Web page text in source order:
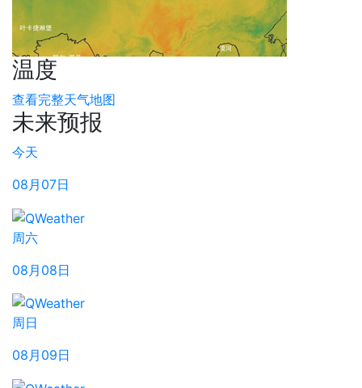
温度
查看完整天气地图
未来预报
今天
08月07日
周六
08月08日
周日
08月09日